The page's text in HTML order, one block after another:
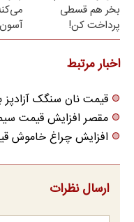
بخر هم قسطی
پرداخت کن!
فکر
اخبار مرتبط
قیمت نان سنگک آزادپز به ۲۵ هزارتومان
مقصر افزایش قیمت
افزایش چراغ خاموش
ارسال نظرات